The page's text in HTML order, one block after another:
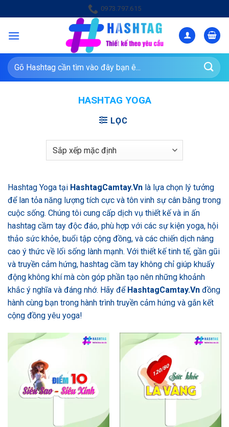
qua
nội
0973.797.615
Tìm
kiếm:
HASHTAG YOGA
LỌC
Hashtag Yoga tại HashtagCamtay.Vn là lựa chọn lý tưởng
để lan tỏa năng lượng tích cực và tôn vinh sự cân bằng trong
cuộc sống. Chúng tôi cung cấp dịch vụ thiết kế và in ấn
hashtag cầm tay độc đáo, phù hợp với các sự kiện yoga, hội
thảo sức khỏe, buổi tập cộng đồng, và các chiến dịch nâng
cao ý thức về lối sống lành mạnh. Với thiết kế tinh tế, gần gũi
và truyền cảm hứng, hashtag cầm tay không chỉ giúp khuấy
động không khí mà còn góp phần tạo nên những khoảnh
khắc ý nghĩa và đáng nhớ. Hãy để HashtagCamtay.Vn đồng
hành cùng bạn trong hành trình truyền cảm hứng và gắn kết
cộng đồng yêu yoga!